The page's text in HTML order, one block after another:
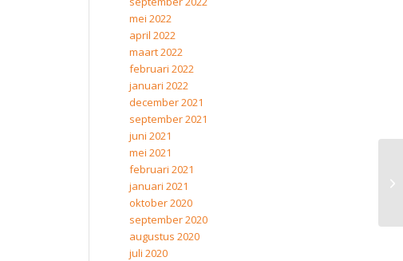
mei 2022
april 2022
maart 2022
februari 2022
januari 2022
december 2021
september 2021
juni 2021
mei 2021
februari 2021
januari 2021
oktober 2020
september 2020
augustus 2020
juli 2020